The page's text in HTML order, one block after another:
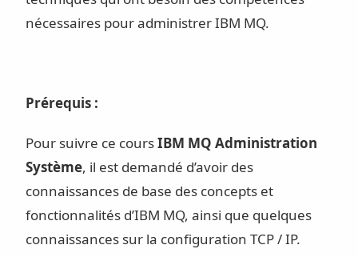
nécessaires pour administrer IBM MQ.
Prérequis :
Pour suivre ce coursIBM MQ Administration
Système, il est demandé d’avoir des
connaissances de base des concepts et
fonctionnalités d’IBM MQ, ainsi que quelques
connaissances sur la configuration TCP / IP.